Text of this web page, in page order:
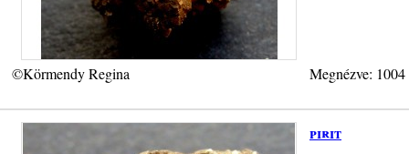
©Körmendy Regina Megnézve:
pirit